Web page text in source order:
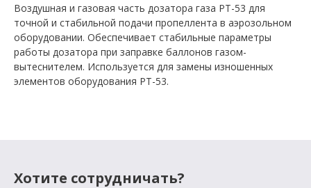
Воздушная и газовая часть дозатора газа РТ-53 для
точной и стабильной подачи пропеллента в аэрозольном
оборудовании. Обеспечивает стабильные параметры
работы дозатора при заправке баллонов газом-
вытеснителем. Используется для замены изношенных
элементов оборудования РТ-53.
Хотите сотрудничать?